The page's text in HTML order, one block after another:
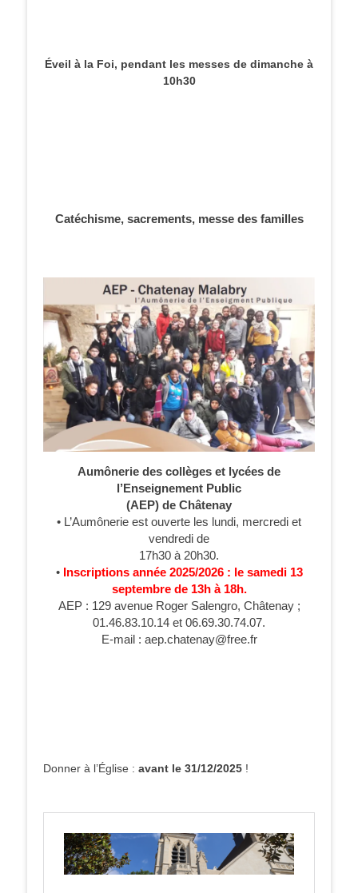
Éveil à la Foi, pendant les messes de dimanche à
10h30
Catéchisme, sacrements, messe des familles
Aumônerie des collèges et lycées de
l’Enseignement Public
(AEP) de Châtenay
• L’Aumônerie est ouverte les lundi, mercredi et
vendredi de
17h30 à 20h30.
• Inscriptions année 2025/2026 : le samedi 13
septembre de 13h à 18h.
AEP : 129 avenue Roger Salengro, Châtenay ;
01.46.83.10.14 et 06.69.30.74.07.
E-mail : aep.chatenay@free.fr
Donner à l’Église : avant le 31/12/2025 !